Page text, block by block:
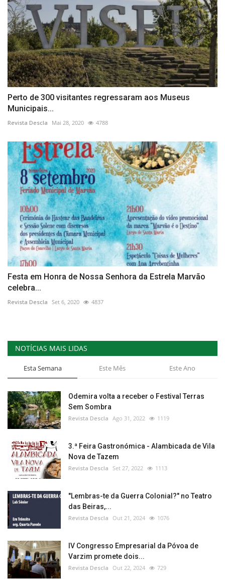
Perto de 300 visitantes regressaram aos Museus
Municipais...
Revista Descla Mai 28, 2020 4788
Festa em Honra de Nossa Senhora da Estrela Marvão
celebra...
Revista Descla Set 6, 2020 4837
NOTÍCIAS MAIS LIDAS
Esta Semana Este Mês Este Ano
Odemira volta a receber o Festival Terras
Sem Sombra
Revista Descla Ago 31, 2022 1119
3.ª Feira Gastronómica - Alambicada de Vila
Nova de Tazem
Revista Descla Set 27, 2022 1113
"Lembras-te da Guerra Colonial?" no Teatro
das Beiras,...
Revista Descla Out 21, 2024 1076
IV Congresso Empresarial da Póvoa de
Varzim promete dois...
Revista Descla Out 22, 2024 729